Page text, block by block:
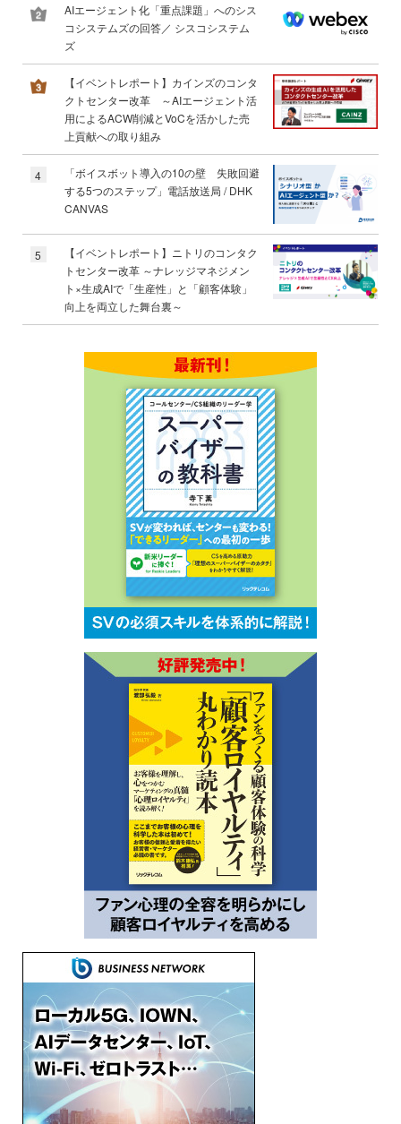
AIエージェント化「重点課題」へのシス
コシステムズの回答／ シスコシステム
ズ
【イベントレポート】カインズのコンタ
クトセンター改革 ～AIエージェント活
用によるACW削減とVoCを活かした売
上貢献への取り組み
4
「ボイスボット導入の10の壁 失敗回避
する5つのステップ」電話放送局 / DHK
CANVAS
5
【イベントレポート】ニトリのコンタク
トセンター改革 ～ナレッジマネジメン
ト×生成AIで「生産性」と「顧客体験」
向上を両立した舞台裏～